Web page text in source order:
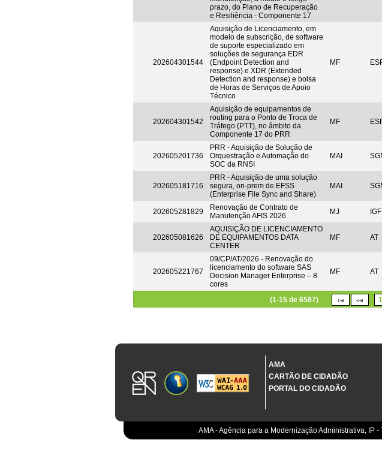
prazo, do Plano de Recuperação
e Resiliência - Componente 17
202604301544
Aquisição de Licenciamento, em
modelo de subscrição, de software
de suporte especializado em
soluções de segurança EDR
(Endpoint Detection and
response) e XDR (Extended
Detection and response) e bolsa
de Horas de Serviços de Apoio
Técnico
MF
202604301542
Aquisição de equipamentos de
routing para o Ponto de Troca de
Tráfego (PTT), no âmbito da
Componente 17 do PRR
MF
202605201736
PRR - Aquisição de Solução de
Orquestração e Automação do
SOC da RNSI
MAI
202605181716
PRR - Aquisição de uma solução
segura, on-prem de EFSS
(Enterprise File Sync and Share)
MAI
202605281829
Renovação de Contrato de
Manutenção AFIS 2026
MJ
202605081626
AQUISIÇÃO DE LICENCIAMENTO
DE EQUIPAMENTOS DATA
CENTER
MF AT
202605221767
09/CP/AT/2026 - Renovação do
licenciamento do software SAS
Decision Manager Enterprise – 8
cores
MF AT
(1-15 de 6587) 1
AMA
CARTÃO DE CIDADÃO
PORTAL DO CIDADÃO
AMA - Agência para a Modernização Administrativa, IP